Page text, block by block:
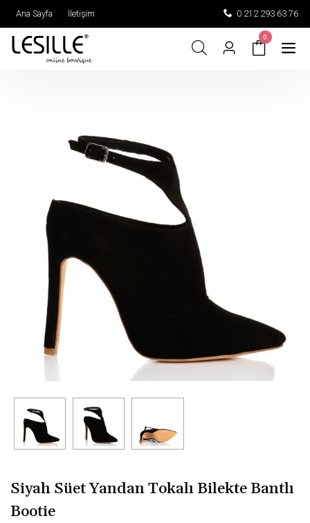
Ana Sayfa İletişim 0 212 293 63 76
0
Siyah Süet Yandan Tokalı Bilekte Bantlı
Bootie